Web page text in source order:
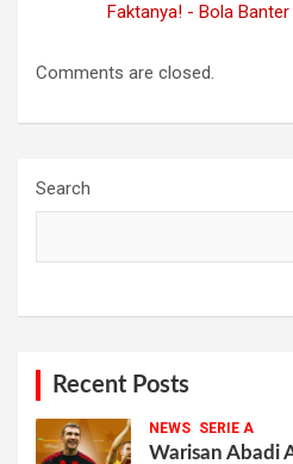
Faktanya! - Bola Banter
Comments are closed.
Search
Recent Posts
NEWS SERIE A
Warisan Abadi